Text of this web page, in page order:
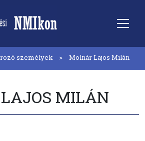
személyek Molnár Lajos Milán
MILÁN